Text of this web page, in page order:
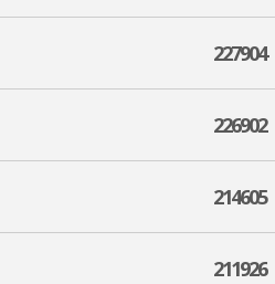
227904
226902
214605
211926